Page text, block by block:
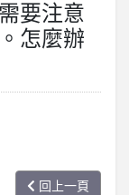
要注意
怎麼辦
回上一頁